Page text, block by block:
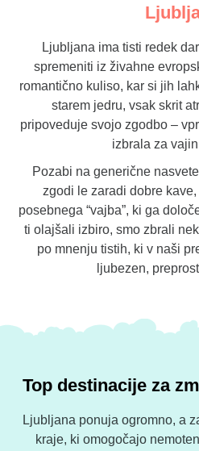
Ljubljana ima tisti redek
spremeniti iz živahne
romantično kuliso, kar si jih
starem jedru, vsak skrit
pripoveduje svojo zgodbo –
izbrala za
Pozabi na generične
zgodi le zaradi dobre
posebnega “vajba”, ki ga
ti olajšali izbiro, smo zbrali
po mnenju tistih, ki v naši
ljubezen,
Top destinacije za
Ljubljana ponuja ogromno, a
kraje, ki omogočajo